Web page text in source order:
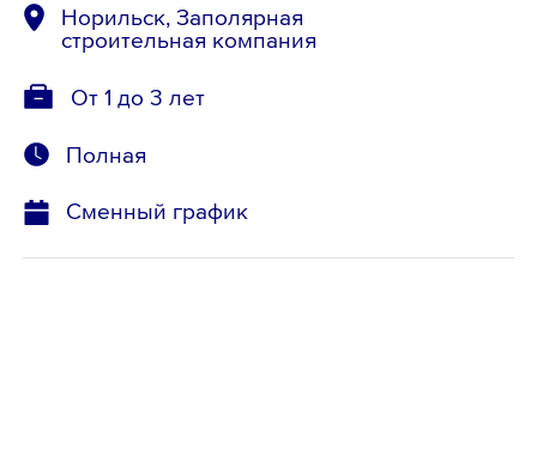
Норильск, Заполярная
строительная компания
От 1 до 3 лет
Полная
Сменный график